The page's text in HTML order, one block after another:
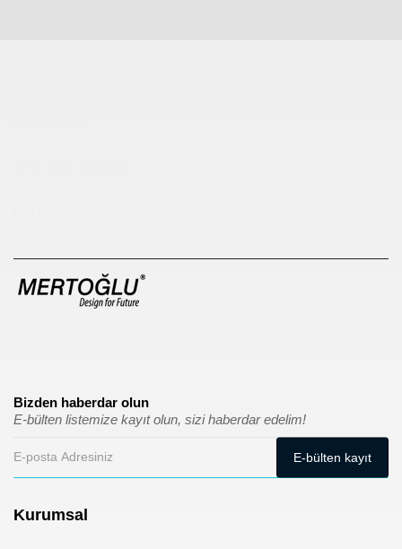
Bizden haberdar olun
E-bülten listemize kayıt olun, sizi haberdar edelim!
Kurumsal